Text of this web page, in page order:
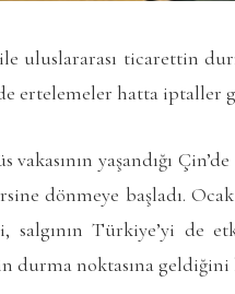
uluslararası ticarettin
ertelemeler hatta iptaller
vakasının yaşandığı
dönmeye başladı.
salgının Türkiye’yi de
durma noktasına